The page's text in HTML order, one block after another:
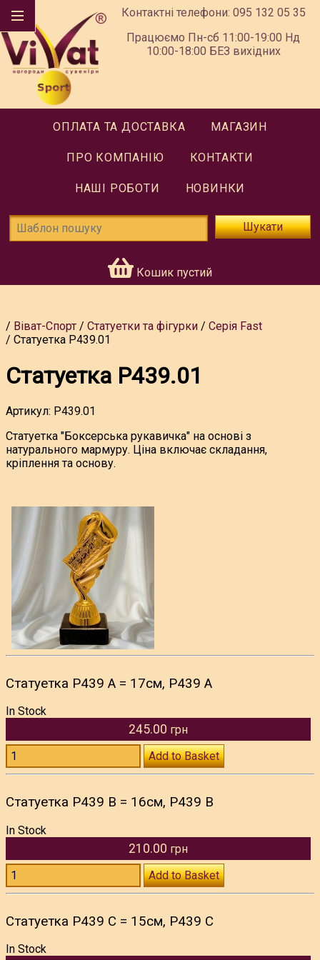
Контактні телефони: 095 132 05 35
Працюємо Пн-сб 11:00-19:00 Нд
10:00-18:00 БЕЗ вихідних
ОПЛАТА ТА ДОСТАВКА МАГАЗИН
ПРО КОМПАНІЮ КОНТАКТИ
НАШІ РОБОТИ НОВИНКИ
Шукати
Кошик пустий
Віват-Спорт Статуетки та фігурки
Серія Fast
Статуетка P439.01
Статуетка P439.01
Артикул: P439.01
Статуетка "Боксерська рукавичка" на основі з
натурального мармуру. Ціна включає складання,
кріплення та основу.
Статуетка P439 A = 17см, P439 A
In Stock
245.00 грн
Add to Basket
Статуетка P439 B = 16см, P439 B
In Stock
210.00 грн
Add to Basket
Статуетка P439 C = 15см, P439 C
In Stock